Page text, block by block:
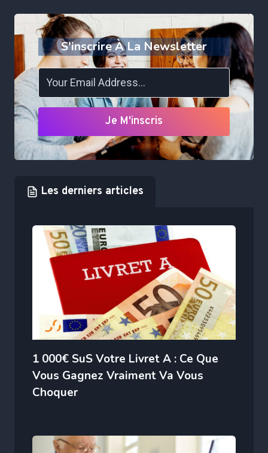
S'inscrire À La Newsletter
Je M'inscris
Les derniers articles
1 000€ SuS Votre Livret A : Ce Que
Vous Gagnez Vraiment Va Vous
Choquer